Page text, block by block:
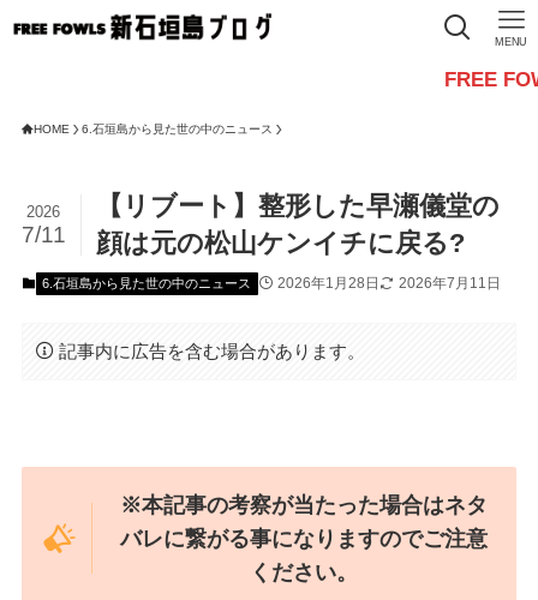
MENU
FREE FOWLSからの
HOME 6.石垣島から見た世の中のニュース
【リブート】整形した早瀬儀堂の
顔は元の松山ケンイチに戻る?
2026
7/11
6.石垣島から見た世の中のニュース 2026年1月28日 2026年7月11日
記事内に広告を含む場合があります。
※本記事の考察が当たった場合はネタ
バレに繋がる事になりますのでご注意
ください。